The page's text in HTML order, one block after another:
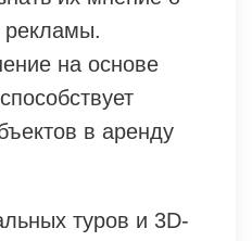
рекламы.
на основе
в аренду
туров и 3D-